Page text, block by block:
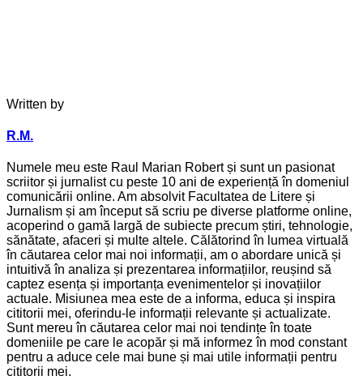
Written by
R.M.
Numele meu este Raul Marian Robert și sunt un pasionat
scriitor și jurnalist cu peste 10 ani de experiență în domeniul
comunicării online. Am absolvit Facultatea de Litere și
Jurnalism și am început să scriu pe diverse platforme online,
acoperind o gamă largă de subiecte precum știri, tehnologie,
sănătate, afaceri și multe altele. Călătorind în lumea virtuală
în căutarea celor mai noi informații, am o abordare unică și
intuitivă în analiza și prezentarea informațiilor, reușind să
captez esența și importanța evenimentelor și inovațiilor
actuale. Misiunea mea este de a informa, educa și inspira
cititorii mei, oferindu-le informații relevante și actualizate.
Sunt mereu în căutarea celor mai noi tendințe în toate
domeniile pe care le acopăr și mă informez în mod constant
pentru a aduce cele mai bune și mai utile informații pentru
cititorii mei.